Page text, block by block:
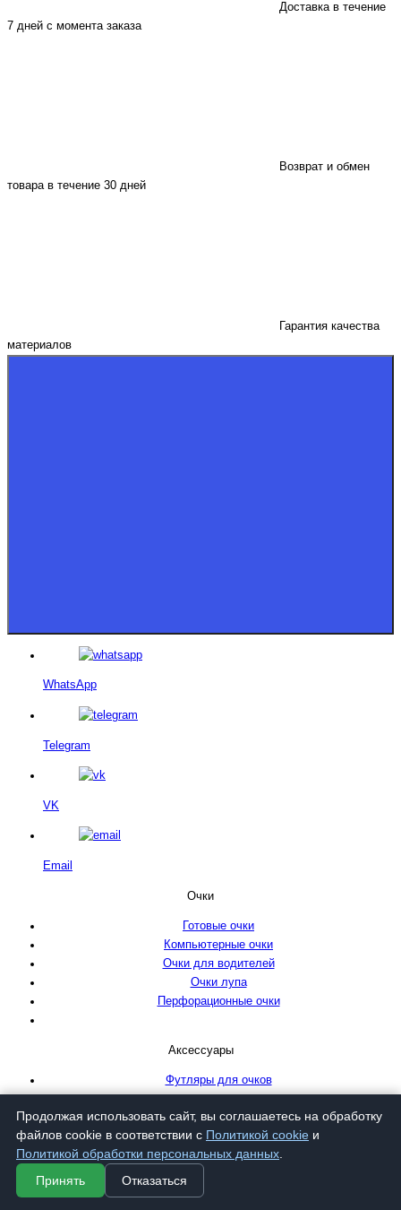
Доставка в течение
7 дней с момента заказа
Возврат и обмен
товара в течение 30 дней
Гарантия качества
материалов
WhatsApp
Telegram
VK
Email
Продолжая использовать сайт, вы соглашаетесь на обработку
файлов cookie в соответствии с Политикой cookie и
Политикой обработки персональных данных
Принять
Отказаться
Очки
Готовые очки
Компьютерные очки
Очки для водителей
Очки лупа
Перфорационные очки
Аксессуары
Футляры для очков
О компании
О нас